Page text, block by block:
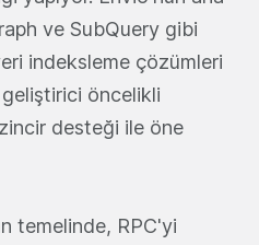
ve SubQuery gibi
indeksleme çözümleri
öncelikli
zincir desteği ile öne
temelinde, RPC'yi